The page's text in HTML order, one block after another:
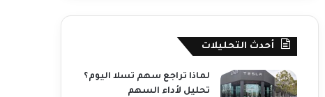
أحدث التحليلات
لماذا تراجع سهم تسلا اليوم؟
تحليل لأداء السهم